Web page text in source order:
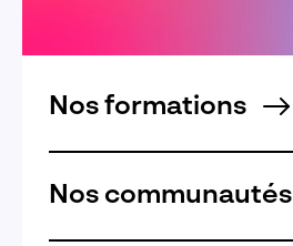
Nos formations
Nos communautés